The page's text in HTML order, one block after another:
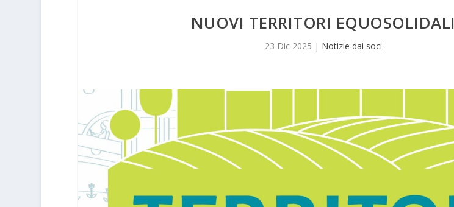
NUOVI TERRITORI EQUOSOLIDALI
23 Dic 2025 | Notizie dai soci